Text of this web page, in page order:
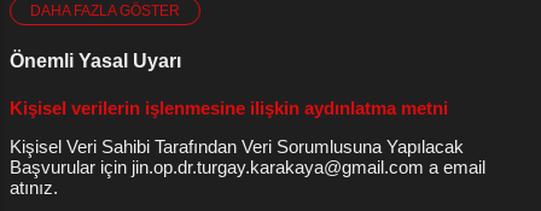
WhatsApp'tan isteyin *** ( kişiler listesine
Op. Dr. Turgay Karakaya Cerrahpaşa Tıp Fak.
Diploma Uzmanlık Belgesi İşyeri Ruhsatı ve
kızlık zarı dikimi fiyatı
flep yöntemiyle kızlık zarı dikimi
genital estetik ameliyatlar 3 kürtaj fiyatları 3
kızlık zarı bozulması 3 kızlık zarı dikimi yorumları 3
labioplasti
3 labioplasti ameliyatı
DAHA FAZLA GÖSTER
Önemli Yasal Uyarı
Kişisel verilerin işlenmesine ilişkin aydınlatma metni
Kişisel Veri Sahibi Tarafından Veri Sorumlusuna Yapılacak
Başvurular için jin.op.dr.turgay.karakaya@gmail.com a email
atınız.